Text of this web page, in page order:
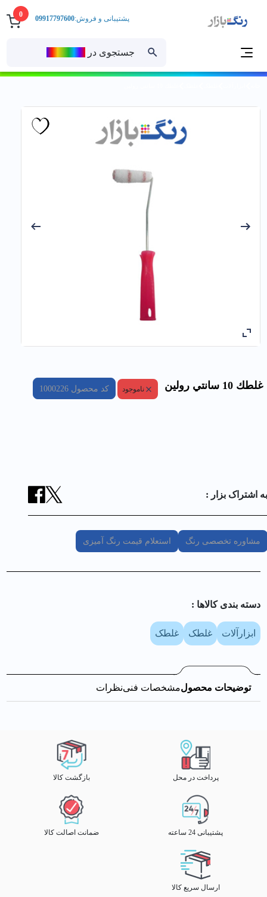
0
جستجوی در
پشتیبانی و فروش:09917797600
غلطك 10 سانتي رولین ناموجود کد محصول 1000226
به اشتراک بزار :
مشاوره تخصصی رنگ استعلام قیمت رنگ آمیزی
دسته بندی کالا‌ها :
ابزارآلات غلطک غلطک
توضیحات محصولمشخصات فنینظرات
پرداخت در محل بازگشت کالا
پشتیبانی 24 ساعته ضمانت اصالت کالا
ارسال سریع کالا